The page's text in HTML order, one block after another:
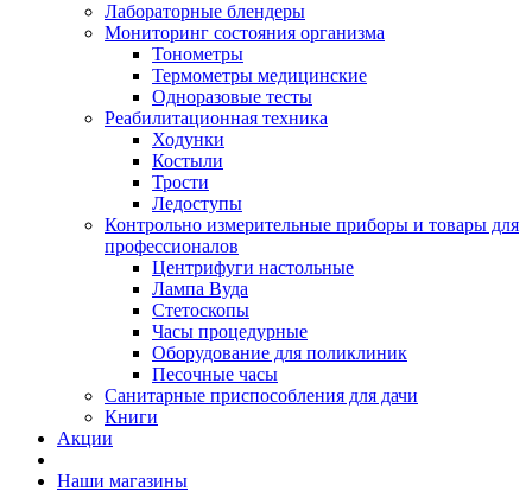
Лабораторные блендеры
Мониторинг состояния организма
Тонометры
Термометры медицинские
Одноразовые тесты
Реабилитационная техника
Ходунки
Костыли
Трости
Ледоступы
Контрольно измерительные приборы и товары для
профессионалов
Центрифуги настольные
Лампа Вуда
Стетоскопы
Часы процедурные
Оборудование для поликлиник
Песочные часы
Санитарные приспособления для дачи
Книги
Акции
Наши магазины